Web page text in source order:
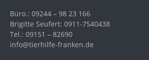
Büro.: 09244 – 98 23 166
Brigitte Seufert: 0911-7540438
Tel.: 09151 – 82690
info@tierhilfe-franken.de